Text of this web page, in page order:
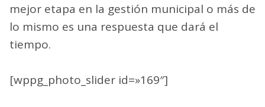
mejor etapa en la gestión municipal o más de
lo mismo es una respuesta que dará el
tiempo.
[wppg_photo_slider id=»169″]